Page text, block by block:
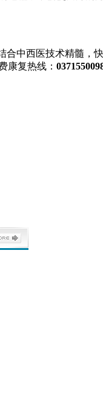
中西医技术精髓
康复热线：